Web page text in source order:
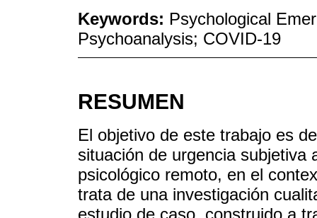
Keywords: Psychological
Psychoanalysis; COVID-19
RESUMEN
El objetivo de este trabajo es
situación de urgencia subjetiva
psicológico remoto, en el
trata de una investigación